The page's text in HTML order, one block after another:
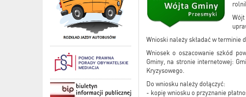
Wnioski należy składać w terminie
Wniosek o oszacowanie szkód
Gminy, na stronie internetowej:
Kryzysowego.
Do wniosku należy dołączyć:
- kopię wniosku o przyznanie